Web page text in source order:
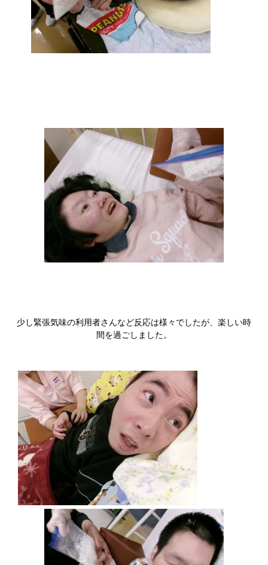
少し緊張気味の利用者さんなど反応は様々でしたが、楽しい時
間を過ごしました。